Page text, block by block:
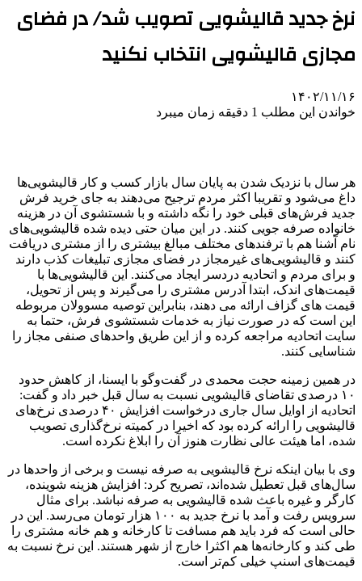
نرخ جدید قالیشویی تصویب شد/ در فضای
مجازی قالیشویی انتخاب نکنید
۱۴۰۲/۱۱/۱۶
خواندن این مطلب 1 دقیقه زمان میبرد
هر سال با نزدیک شدن به پایان سال بازار کسب و کار قالیشویی‌ها
داغ می‌شود و تقریبا اکثر مردم ترجیح می‌دهند به جای خرید فرش
جدید فرش‌های قبلی خود را نگه داشته و با شستشوی آن در هزینه
خانواده صرفه جویی کنند. در این میان حتی دیده شده قالیشویی‌های
نام آشنا هم با ترفندهای مختلف مبالغ بیشتری را از مشتری دریافت
کنند و قالیشویی‌های غیرمجاز در فضای مجازی تبلیغات کذب دارند
و برای مردم و اتحادیه دردسر ایجاد می‌کنند. این قالیشویی‌ها با
قیمت‌های اندک، ابتدا آدرس مشتری را می‌گیرند و پس از تحویل،
قیمت های گزاف ارائه می دهند، بنابراین توصیه مسوولان مربوطه
این است که در صورت نیاز به خدمات شستشوی فرش، حتما به
سایت اتحادیه مراجعه کرده و از این طریق واحدهای صنفی مجاز را
شناسایی کنند.
در همین زمینه حجت محمدی در گفت‌وگو با ایسنا، از کاهش حدود
۱۰ درصدی تقاضای قالیشویی نسبت به سال قبل خبر داد و گفت:
اتحادیه از اوایل سال جاری درخواست افزایش ۴۰ درصدی نرخ‌های
قالیشویی را ارائه کرده بود که اخیرا در کمیته نرخ‌گذاری تصویب
شده، اما هیئت عالی نظارت هنوز آن را ابلاغ نکرده است.
وی با بیان اینکه نرخ قالیشویی به صرفه نیست و برخی از واحدها در
سال‌های قبل تعطیل شده‌اند، تصریح کرد: افزایش هزینه شوینده،
کارگر و غیره باعث شده قالیشویی به صرفه نباشد. برای مثال
سرویس رفت و آمد با نرخ جدید به ۱۰۰ هزار تومان می‌رسد. این در
حالی است که فرد باید هم مسافت تا کارخانه و هم خانه مشتری را
طی کند و کارخانه‌ها هم اکثرا خارج از شهر هستند. این نرخ نسبت به
قیمت‌های اسنپ خیلی کم‌تر است.